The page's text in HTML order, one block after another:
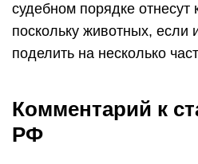
судебном порядке отнесут
поскольку животных, если
поделить на несколько
Комментарий к
РФ